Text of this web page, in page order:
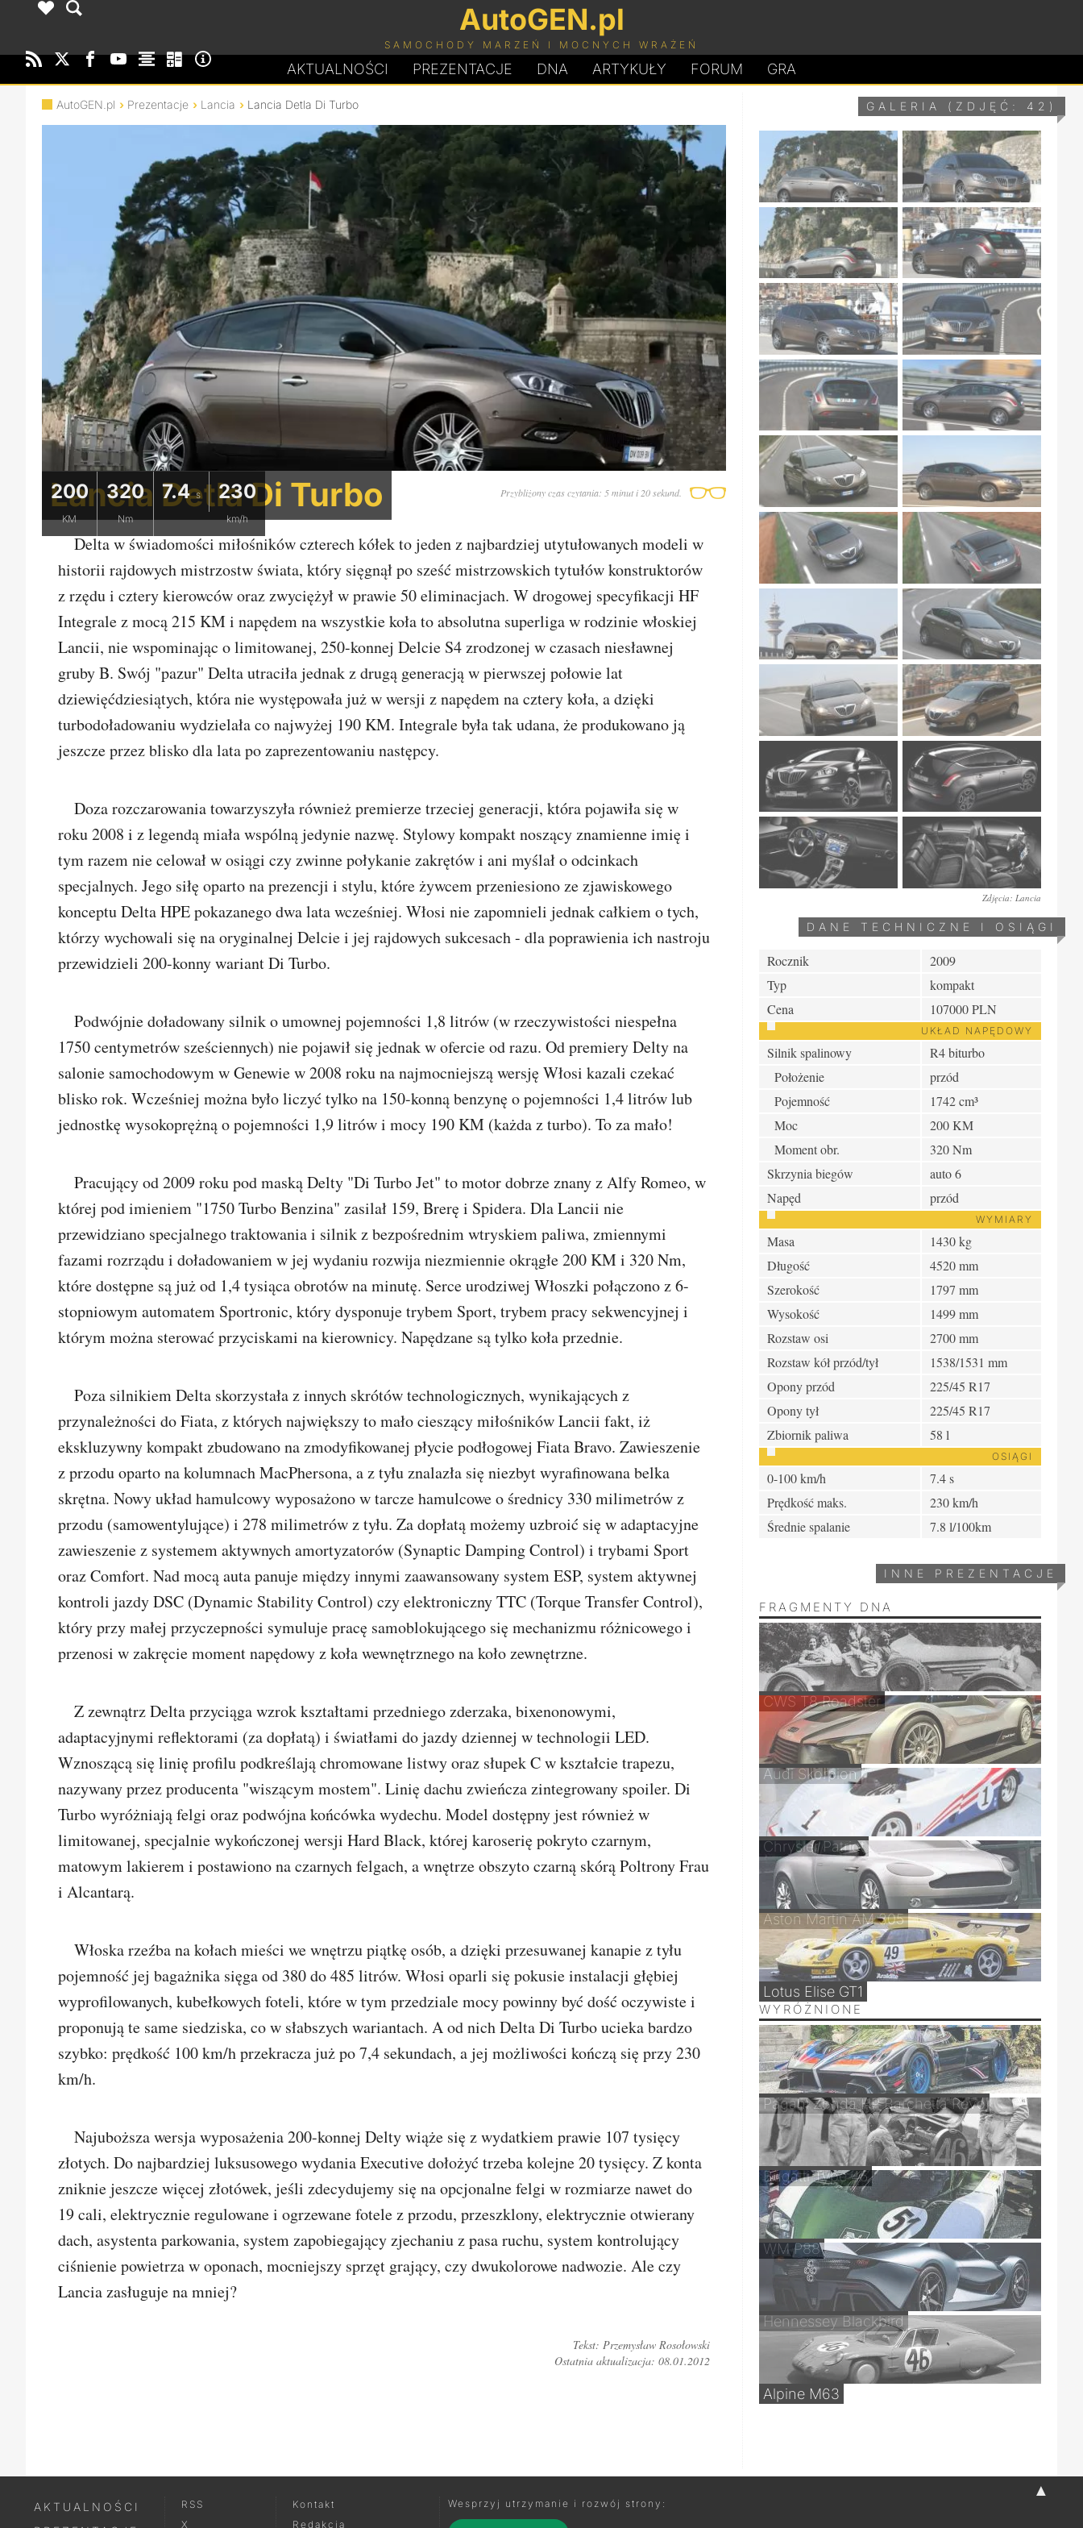
AutoGEN.pl
SAMOCHODY MARZEŃ I MOCNYCH WRAŻEŃ
AKTUALNOŚCI PREZENTACJE DNA ARTYKUŁY FORUM GRA
AutoGEN.pl Prezentacje Lancia Lancia Detla Di Turbo
Lancia Detla Di Turbo
200
KM
320
Nm
7.4 s 230
km/h
Przybliżony czas czytania: 5 minut i 20 sekund.
Delta w świadomości miłośników czterech kółek to jeden z najbardziej utytułowanych modeli w
historii rajdowych mistrzostw świata, który sięgnął po sześć mistrzowskich tytułów konstruktorów
z rzędu i cztery kierowców oraz zwyciężył w prawie 50 eliminacjach. W drogowej specyfikacji HF
Integrale z mocą 215 KM i napędem na wszystkie koła to absolutna superliga w rodzinie włoskiej
Lancii, nie wspominając o limitowanej, 250-konnej Delcie S4 zrodzonej w czasach niesławnej
gruby B. Swój "pazur" Delta utraciła jednak z drugą generacją w pierwszej połowie lat
dziewięćdziesiątych, która nie występowała już w wersji z napędem na cztery koła, a dzięki
turbodoładowaniu wydzielała co najwyżej 190 KM. Integrale była tak udana, że produkowano ją
jeszcze przez blisko dla lata po zaprezentowaniu następcy.
Doza rozczarowania towarzyszyła również premierze trzeciej generacji, która pojawiła się w
roku 2008 i z legendą miała wspólną jedynie nazwę. Stylowy kompakt noszący znamienne imię i
tym razem nie celował w osiągi czy zwinne połykanie zakrętów i ani myślał o odcinkach
specjalnych. Jego siłę oparto na prezencji i stylu, które żywcem przeniesiono ze zjawiskowego
konceptu Delta HPE pokazanego dwa lata wcześniej. Włosi nie zapomnieli jednak całkiem o tych,
którzy wychowali się na oryginalnej Delcie i jej rajdowych sukcesach - dla poprawienia ich nastroju
przewidzieli 200-konny wariant Di Turbo.
Podwójnie doładowany silnik o umownej pojemności 1,8 litrów (w rzeczywistości niespełna
1750 centymetrów sześciennych) nie pojawił się jednak w ofercie od razu. Od premiery Delty na
salonie samochodowym w Genewie w 2008 roku na najmocniejszą wersję Włosi kazali czekać
blisko rok. Wcześniej można było liczyć tylko na 150-konną benzynę o pojemności 1,4 litrów lub
jednostkę wysokoprężną o pojemności 1,9 litrów i mocy 190 KM (każda z turbo). To za mało!
Pracujący od 2009 roku pod maską Delty "Di Turbo Jet" to motor dobrze znany z Alfy Romeo, w
której pod imieniem "1750 Turbo Benzina" zasilał 159, Brerę i Spidera. Dla Lancii nie
przewidziano specjalnego traktowania i silnik z bezpośrednim wtryskiem paliwa, zmiennymi
fazami rozrządu i doładowaniem w jej wydaniu rozwija niezmiennie okrągłe 200 KM i 320 Nm,
które dostępne są już od 1,4 tysiąca obrotów na minutę. Serce urodziwej Włoszki połączono z 6-
stopniowym automatem Sportronic, który dysponuje trybem Sport, trybem pracy sekwencyjnej i
którym można sterować przyciskami na kierownicy. Napędzane są tylko koła przednie.
Poza silnikiem Delta skorzystała z innych skrótów technologicznych, wynikających z
przynależności do Fiata, z których największy to mało cieszący miłośników Lancii fakt, iż
ekskluzywny kompakt zbudowano na zmodyfikowanej płycie podłogowej Fiata Bravo. Zawieszenie
z przodu oparto na kolumnach MacPhersona, a z tyłu znalazła się niezbyt wyrafinowana belka
skrętna. Nowy układ hamulcowy wyposażono w tarcze hamulcowe o średnicy 330 milimetrów z
przodu (samowentylujące) i 278 milimetrów z tyłu. Za dopłatą możemy uzbroić się w adaptacyjne
zawieszenie z systemem aktywnych amortyzatorów (Synaptic Damping Control) i trybami Sport
oraz Comfort. Nad mocą auta panuje między innymi zaawansowany system ESP, system aktywnej
kontroli jazdy DSC (Dynamic Stability Control) czy elektroniczny TTC (Torque Transfer Control),
który przy małej przyczepności symuluje pracę samoblokującego się mechanizmu różnicowego i
przenosi w zakręcie moment napędowy z koła wewnętrznego na koło zewnętrzne.
Z zewnątrz Delta przyciąga wzrok kształtami przedniego zderzaka, bixenonowymi,
adaptacyjnymi reflektorami (za dopłatą) i światłami do jazdy dziennej w technologii LED.
Wznoszącą się linię profilu podkreślają chromowane listwy oraz słupek C w kształcie trapezu,
nazywany przez producenta "wiszącym mostem". Linię dachu zwieńcza zintegrowany spoiler. Di
Turbo wyróżniają felgi oraz podwójna końcówka wydechu. Model dostępny jest również w
limitowanej, specjalnie wykończonej wersji Hard Black, której karoserię pokryto czarnym,
matowym lakierem i postawiono na czarnych felgach, a wnętrze obszyto czarną skórą Poltrony Frau
i Alcantarą.
Włoska rzeźba na kołach mieści we wnętrzu piątkę osób, a dzięki przesuwanej kanapie z tyłu
pojemność jej bagażnika sięga od 380 do 485 litrów. Włosi oparli się pokusie instalacji głębiej
wyprofilowanych, kubełkowych foteli, które w tym przedziale mocy powinny być dość oczywiste i
proponują te same siedziska, co w słabszych wariantach. A od nich Delta Di Turbo ucieka bardzo
szybko: prędkość 100 km/h przekracza już po 7,4 sekundach, a jej możliwości kończą się przy 230
km/h.
Najuboższa wersja wyposażenia 200-konnej Delty wiąże się z wydatkiem prawie 107 tysięcy
złotych. Do najbardziej luksusowego wydania Executive dołożyć trzeba kolejne 20 tysięcy. Z konta
zniknie jeszcze więcej złotówek, jeśli zdecydujemy się na opcjonalne felgi w rozmiarze nawet do
19 cali, elektrycznie regulowane i ogrzewane fotele z przodu, przeszklony, elektrycznie otwierany
dach, asystenta parkowania, system zapobiegający zjechaniu z pasa ruchu, system kontrolujący
ciśnienie powietrza w oponach, mocniejszy sprzęt grający, czy dwukolorowe nadwozie. Ale czy
Lancia zasługuje na mniej?
Tekst: Przemysław Rosołowski
Ostatnia aktualizacja: 08.01.2012
GALERIA (ZDJĘĆ: 42)
Zdjęcia: Lancia
DANE TECHNICZNE I OSIĄGI
Rocznik
2009
Typ
kompakt
Cena
107000 PLN
UKŁAD NAPĘDOWY
Silnik spalinowy
R4 biturbo
Położenie
przód
Pojemność
1742 cm³
Moc
200 KM
Moment obr.
320 Nm
Skrzynia biegów
auto 6
Napęd
przód
WYMIARY
Masa
1430 kg
Długość
4520 mm
Szerokość
1797 mm
Wysokość
1499 mm
Rozstaw osi
2700 mm
Rozstaw kół przód/tył
1538/1531 mm
Opony przód
225/45 R17
Opony tył
225/45 R17
Zbiornik paliwa
58 l
OSIĄGI
0-100 km/h
7.4 s
Prędkość maks.
230 km/h
Średnie spalanie
7.8 l/100km
INNE PREZENTACJE
FRAGMENTY DNA
CWS T8 Roadster
Audi Skorpion
Chrysler Patriot
Aston Martin AM 305
Lotus Elise GT1
WYRÓŻNIONE
Pagani Zonda HP Barchetta Revo
Bugatti Type 45
WM P88
Hennessey Blackbird
Alpine M63
▲
AKTUALNOŚCI
RSS
X
Kontakt
Redakcja
Wesprzyj utrzymanie i rozwój strony: